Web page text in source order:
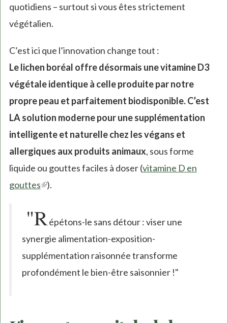
quotidiens – surtout si vous êtes strictement
végétalien.
C’est ici que l’innovation change tout :
Le lichen boréal offre désormais une vitamine D3
végétale identique à celle produite par notre
propre peau et parfaitement biodisponible. C’est
LA solution moderne pour une supplémentation
intelligente et naturelle chez les végans et
allergiques aux produits animaux, sous forme
liquide ou gouttes faciles à doser (vitamine D en
gouttes(link
external)
).
"Répétons-le sans détour : viser une
synergie alimentation-exposition-
supplémentation raisonnée transforme
profondément le bien-être saisonnier !"